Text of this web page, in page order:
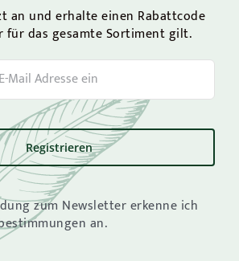
an und erhalte einen Rabattcode
für das gesamte Sortiment gilt.
zum Newsletter erkenne ich
an.